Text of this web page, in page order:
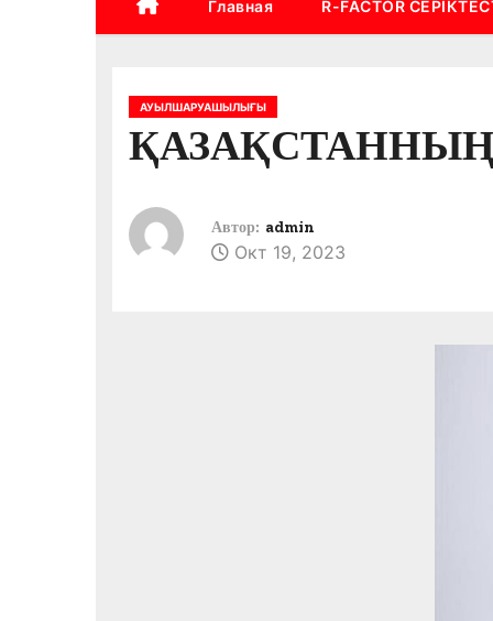
Главная R-FACTOR
АУЫЛШАРУАШЫЛЫҒЫ
Автор: admin
Окт 19, 2023